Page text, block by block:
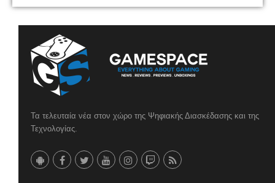
Τα τελευταία νέα στον χώρο της Ψηφιακής Διασκέδασης και της
Τεχνολογίας.